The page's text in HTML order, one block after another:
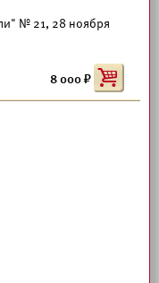
№ 21, 28 ноября
8 000